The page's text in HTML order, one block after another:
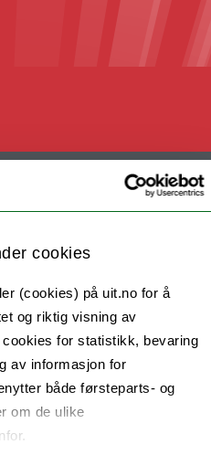
cookies
(cookies) på uit.no for å
og riktig visning av
for statistikk, bevaring
av informasjon for
både førsteparts- og
om de ulike
som skal gi
at forskningen tar